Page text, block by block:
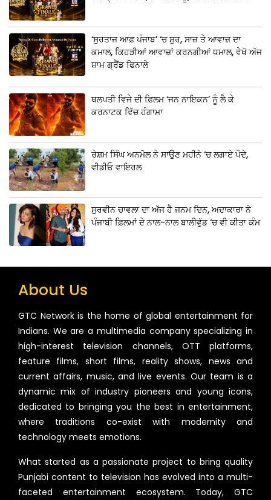
‘ਸੁਰਤਾਜ ਆਫ਼ ਪੰਜਾਬ’ ‘ਚ ਸ਼ੁਰ, ਸਾਜ਼ ਤੇ ਆਵਾਜ਼ ਦਾ
ਕਮਾਲ, ਕਿਹੜੀਆਂ ਆਵਾਜ਼ਾਂ ਕਰਨਗੀਆਂ ਧਮਾਲ, ਵੇਖੋ ਅੱਜ
ਸ਼ਾਮ ਗ੍ਰੈਂਡ ਫਿਨਾਲੇ
ਥਲਪਤੀ ਵਿਜੇ ਦੀ ਫ਼ਿਲਮ ‘ਜਨ ਨਾਇਕਨ’ ਨੂੰ ਲੈ ਕੇ
ਕਰਨਾਟਕ ਵਿੱਚ ਹੰਗਾਮਾ
ਰੇਸ਼ਮ ਸਿੰਘ ਅਨਮੋਲ ਨੇ ਸਾਉਣ ਮਹੀਨੇ ‘ਚ ਲਗਾਏ ਪੌਦੇ,
ਵੀਡੀਓ ਵਾਇਰਲ
ਸੁਰਵੀਨ ਚਾਵਲਾ ਦਾ ਅੱਜ ਹੈ ਜਨਮ ਦਿਨ, ਅਦਾਕਾਰਾ ਨੇ
ਪੰਜਾਬੀ ਫ਼ਿਲਮਾਂ ਦੇ ਨਾਲ-ਨਾਲ ਬਾਲੀਵੁੱਡ ‘ਚ ਵੀ ਕੀਤਾ ਕੰਮ
About Us
GTC Network is the home of global entertainment for
Indians. We are a multimedia company specializing in
high-interest television channels, OTT platforms,
feature films, short films, reality shows, news and
current affairs, music, and live events. Our team is a
dynamic mix of industry pioneers and young icons,
dedicated to bringing you the best in entertainment,
where traditions co-exist with modernity and
technology meets emotions.
What started as a passionate project to bring quality
Punjabi content to television has evolved into a multi-
faceted entertainment ecosystem. Today, GTC